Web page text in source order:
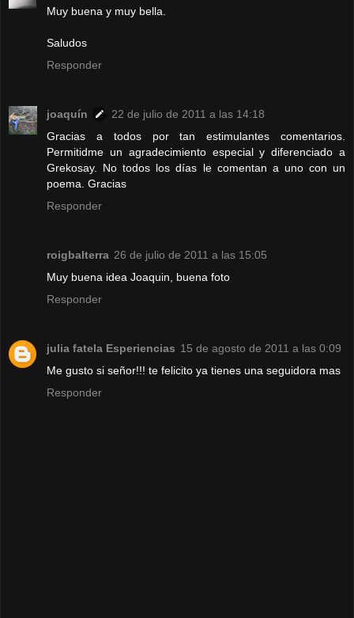
Muy buena y muy bella.
Saludos
Responder
joaquín
22 de julio de 2011 a las 14:18
Gracias a todos por tan estimulantes comentarios.
Permitidme un agradecimiento especial y diferenciado a
Grekosay. No todos los días le comentan a uno con un
poema. Gracias
Responder
roigbalterra 26 de julio de 2011 a las 15:05
Muy buena idea Joaquin, buena foto
Responder
julia fatela Esperiencias 15 de agosto de 2011 a las 0:09
Me gusto si señor!!! te felicito ya tienes una seguidora mas
Responder